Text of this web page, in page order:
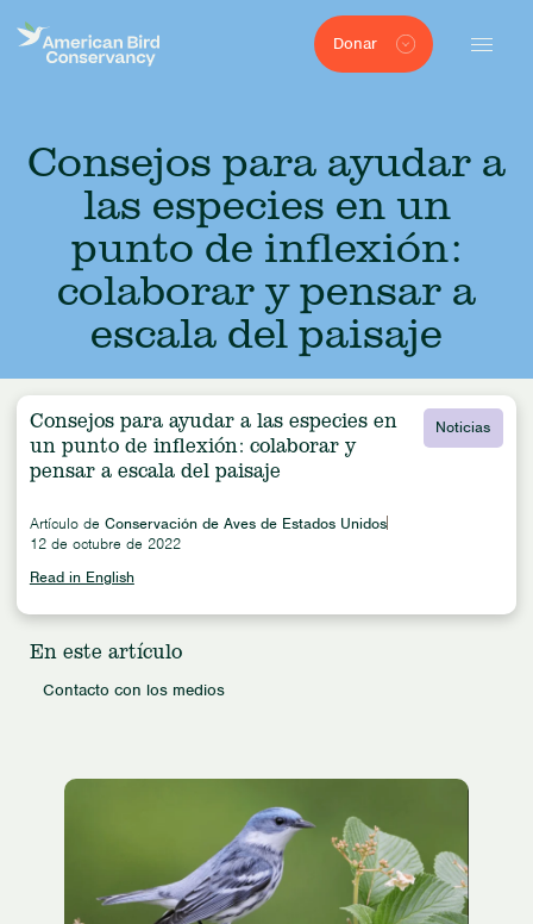
Donar
Consejos para ayudar a
las especies en un
punto de inflexión:
colaborar y pensar a
escala del paisaje
Consejos para ayudar a las especies en
un punto de inflexión: colaborar y
pensar a escala del paisaje
Artículo de Conservación de Aves de Estados Unidos
12 de octubre de 2022
Read in English
Noticias
En este artículo
Contacto con los medios